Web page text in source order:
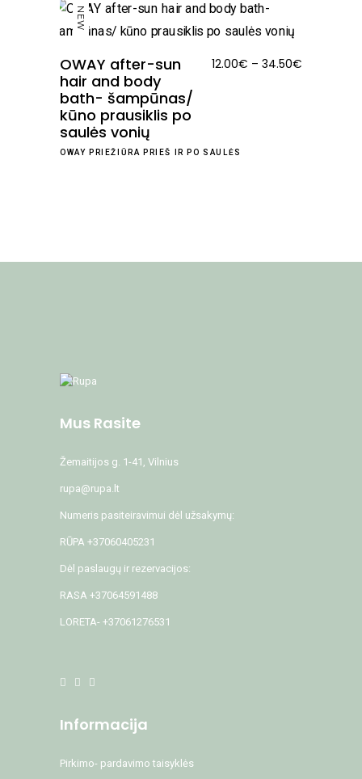
NEW
OWAY after-sun
hair and body
bath- šampūnas/
kūno prausiklis po
saulės vonių
12.00€ – 34.50€
OWAY PRIEŽIŪRA PRIEŠ IR PO SAULĖS
Mus Rasite
Žemaitijos g. 1-41, Vilnius
rupa@rupa.lt
Numeris pasiteiravimui dėl užsakymų:
RŪPA +37060405231
Dėl paslaugų ir rezervacijos:
RASA +37064591488
LORETA- +37061276531
Informacija
Pirkimo- pardavimo taisyklės